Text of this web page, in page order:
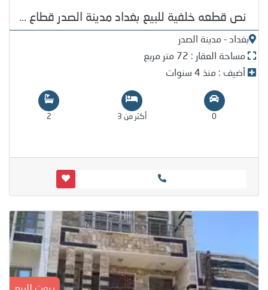
نص قطعه خلفية للبيع بغداد مدينة الصدر قطاع ...
بغداد - مدينة الصدر
مساحة العقار : 72 متر مربع
أضيف : منذ 4 سنوات
0 أكثر من 3 2